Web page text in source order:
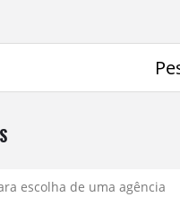
escolha de uma agência